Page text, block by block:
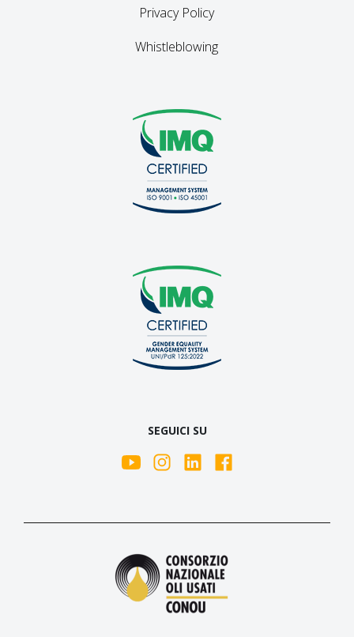
Privacy Policy
Whistleblowing
SEGUICI SU